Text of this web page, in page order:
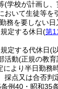
(学校が計画し
おいて生徒等
務を要しない
定する休日(第
定する代休日(
活動(正規の教
により半日勤務
採点又は合否
例40・昭和35